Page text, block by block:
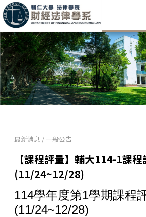
最新消息 / 一般公告
【課程評量】輔大114-1課程
(11/24~12/28)
114學年度第1學期課程
(11/24~12/28)